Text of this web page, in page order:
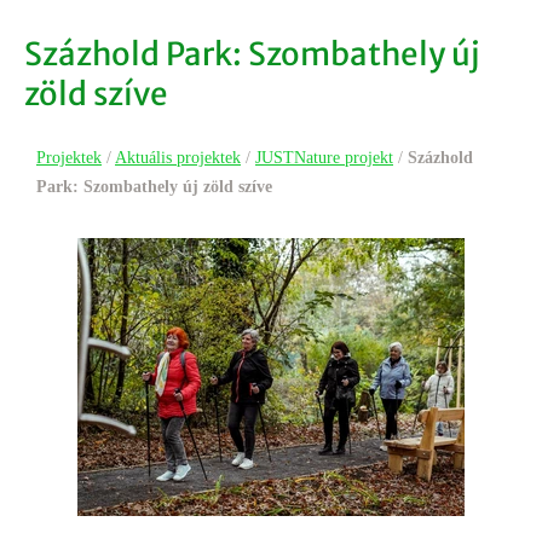
Százhold Park: Szombathely új
zöld szíve
Projektek / Aktuális projektek / JUSTNature projekt / Százhold
Park: Szombathely új zöld szíve